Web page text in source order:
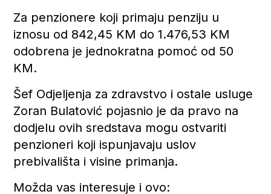
Za penzionere koji primaju penziju u
iznosu od 842,45 KM do 1.476,53 KM
odobrena je jednokratna pomoć od 50
KM.
Šef Odjeljenja za zdravstvo i ostale usluge
Zoran Bulatović pojasnio je da pravo na
dodjelu ovih sredstava mogu ostvariti
penzioneri koji ispunjavaju uslov
prebivališta i visine primanja.
Možda vas interesuje i ovo: